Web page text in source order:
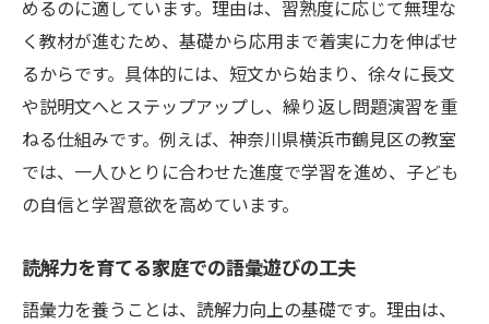
めるのに適しています。理由は、習熟度に応じて無理な
く教材が進むため、基礎から応用まで着実に力を伸ばせ
るからです。具体的には、短文から始まり、徐々に長文
や説明文へとステップアップし、繰り返し問題演習を重
ねる仕組みです。例えば、神奈川県横浜市鶴見区の教室
では、一人ひとりに合わせた進度で学習を進め、子ども
の自信と学習意欲を高めています。
読解力を育てる家庭での語彙遊びの工夫
語彙力を養うことは、読解力向上の基礎です。理由は、